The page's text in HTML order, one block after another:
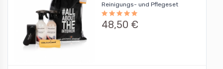
Reinigungs- und Pflegeset
48,50 €